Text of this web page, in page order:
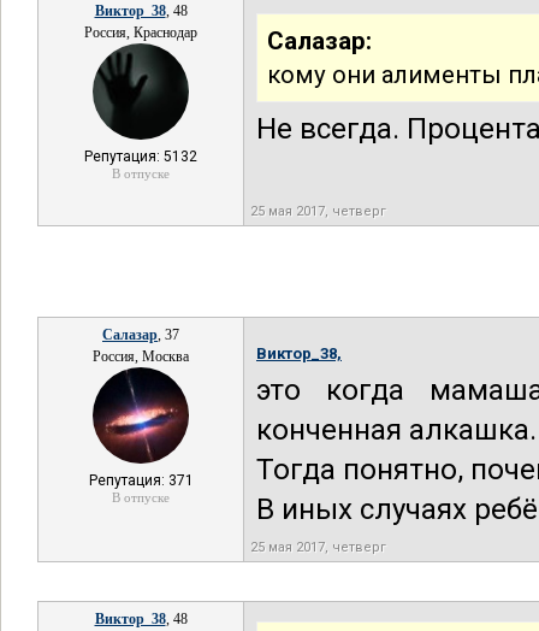
Виктор_38, 48
Россия, Краснодар
Репутация: 5132
В отпуске
Салазар:
кому они алименты
Не всегда.
25 мая 2017, четверг
Салазар, 37
Россия, Москва
Репутация: 371
В отпуске
Виктор_38,
это когда
конченная алкашка.
Тогда понятно,
В иных случаях
25 мая 2017, четверг
Виктор_38, 48